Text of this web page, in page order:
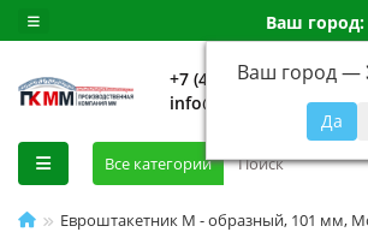
Ваш город:
Ваш город —
+7 (499) 648-92-94
Все категории
Евроштакетник М - образный, 101 мм,